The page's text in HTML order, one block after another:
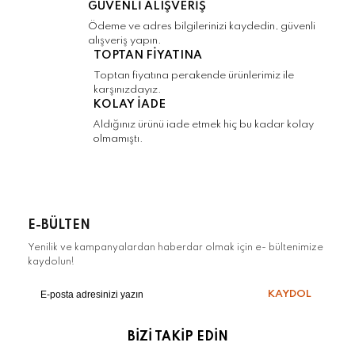
GÜVENLİ ALIŞVERİŞ
Ödeme ve adres bilgilerinizi kaydedin, güvenli
alışveriş yapın.
TOPTAN FİYATINA
Toptan fiyatına perakende ürünlerimiz ile
karşınızdayız.
KOLAY İADE
Aldığınız ürünü iade etmek hiç bu kadar kolay
olmamıştı.
E-BÜLTEN
Yenilik ve kampanyalardan haberdar olmak için e- bültenimize
kaydolun!
KAYDOL
BİZİ TAKİP EDİN